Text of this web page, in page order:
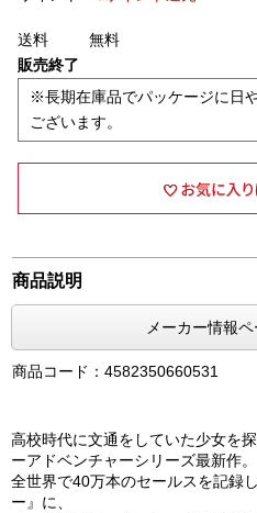
送料
無料
販売終了
※長期在庫品でパッケージに日
ございます。
商品説明
メーカー情報
商品コード：4582350660531
高校時代に文通をしていた少女を
ーアドベンチャーシリーズ最新作。
全世界で40万本のセールスを記録
ー』に、